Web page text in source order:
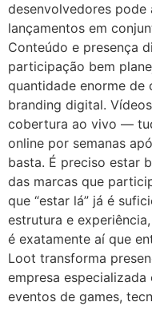
desenvolvedores
lançamentos em
Conteúdo e presença
participação bem
quantidade enorme de
branding digital.
cobertura ao vivo —
online por semanas
basta. É preciso estar
das marcas que
que “estar lá” já é
estrutura e
é exatamente aí que
Loot transforma
empresa
eventos de games,